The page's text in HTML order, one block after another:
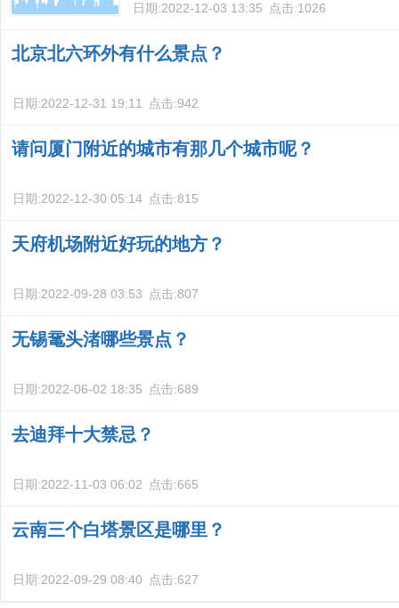
日期:2022-12-03 13:35 点击:1026
北京北六环外有什么景点？
日期:2022-12-31 19:11 点击:942
请问厦门附近的城市有那几个城市呢？
日期:2022-12-30 05:14 点击:815
天府机场附近好玩的地方？
日期:2022-09-28 03:53 点击:807
无锡鼋头渚哪些景点？
日期:2022-06-02 18:35 点击:689
去迪拜十大禁忌？
日期:2022-11-03 06:02 点击:665
云南三个白塔景区是哪里？
日期:2022-09-29 08:40 点击:627